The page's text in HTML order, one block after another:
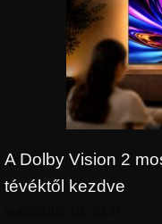
A Dolby Vision 2
tévéktől kezdve